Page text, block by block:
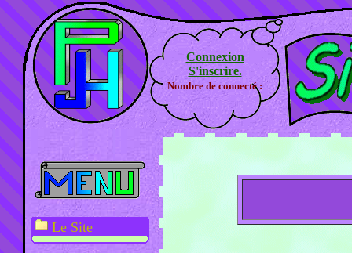
Connexion
S'inscrire.
Nombre de connecté :
Le Site